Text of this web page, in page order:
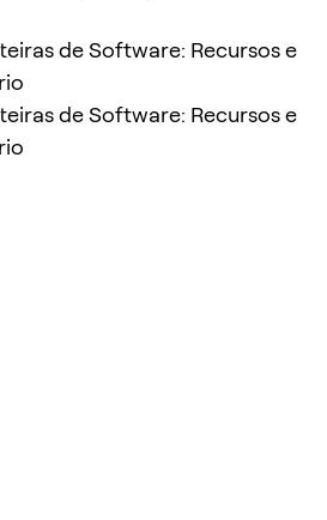
de Software: Recursos e
de Software: Recursos e